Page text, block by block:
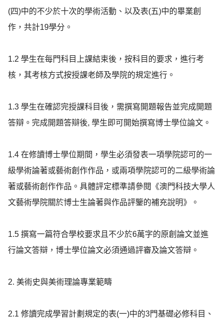
(四)中的不少於十次的學術活動、以及表(五)中的畢業創
作，共計19學分。
1.2 學生在每門科目上課結束後，按科目的要求，進行考
核，其考核方式按授課老師及學院的規定進行。
1.3 學生在確認完授課科目後，需撰寫開題報告並完成開題
答辯。完成開題答辯後, 學生即可開始撰寫博士學位論文。
1.4 在修讀博士學位期間，學生必須發表一項學院認可的一
級學術論著或藝術創作作品，或兩項學院認可的二級學術論
著或藝術創作作品。具體評定標準請參閱《澳門科技大學人
文藝術學院關於博士生論著與作品評鑒的補充說明》。
1.5 撰寫一篇符合學校要求且不少於6萬字的原創論文並進
行論文答辯，博士學位論文必須通過評審及論文答辯。
2. 美術史與美術理論專業範疇
2.1 修讀完成學習計劃規定的表(一)中的3門基礎必修科目、